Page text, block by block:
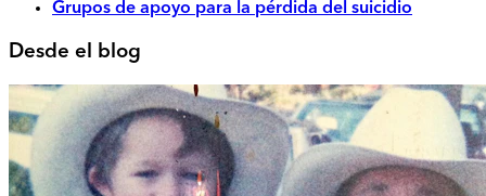
Grupos de apoyo para la pérdida del suicidio
Desde el blog